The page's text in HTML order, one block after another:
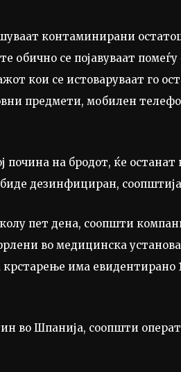
контаминирани
обично се појавуваат
кои се истоваруваат го
предмети, мобилен
на бродот, ќе останат
дезинфициран,
пет дена, соопшти
во медицинска
крстарење има
во Шпанија, соопшти